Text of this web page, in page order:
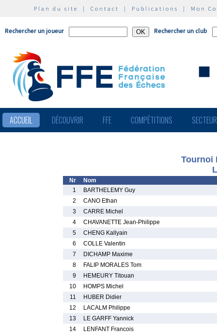
Plan du site | Contact | Publications | Mon
Rechercher un joueur Rechercher un club
ACCUEIL DÉCOUVRIR FFE COMPÉTITIONS
Tournoi
Nr
Nom
1
BARTHELEMY Guy
2
CANO Ethan
3
CARRE Michel
4
CHAVANETTE Jean-Philippe
5
CHENG Kallyain
6
COLLE Valentin
7
DICHAMP Maxime
8
FALIP MORALES Tom
9
HEMEURY Titouan
10
HOMPS Michel
11
HUBER Didier
12
LACALM Philippe
13
LE GARFF Yannick
14
LENFANT Francois